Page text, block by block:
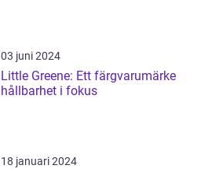
03 juni 2024
Little Greene: Ett färgvarumärke
hållbarhet i fokus
18 januari 2024